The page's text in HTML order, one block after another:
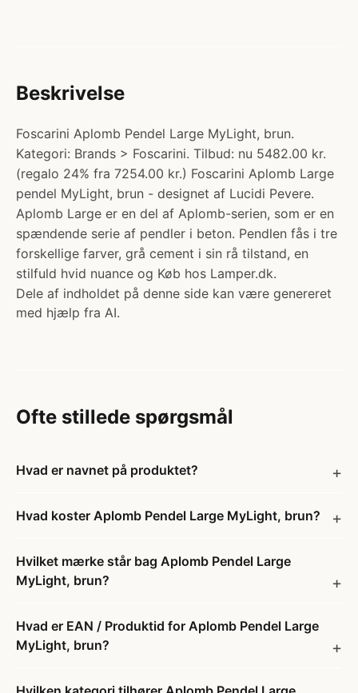
Beskrivelse
Foscarini Aplomb Pendel Large MyLight, brun.
Kategori: Brands > Foscarini. Tilbud: nu 5482.00 kr.
(regalo 24% fra 7254.00 kr.) Foscarini Aplomb Large
pendel MyLight, brun - designet af Lucidi Pevere.
Aplomb Large er en del af Aplomb-serien, som er en
spændende serie af pendler i beton. Pendlen fås i tre
forskellige farver, grå cement i sin rå tilstand, en
stilfuld hvid nuance og Køb hos Lamper.dk.
Dele af indholdet på denne side kan være genereret
med hjælp fra AI.
Ofte stillede spørgsmål
Hvad er navnet på produktet?
Hvad koster Aplomb Pendel Large MyLight, brun?
Hvilket mærke står bag Aplomb Pendel Large
MyLight, brun?
Hvad er EAN / Produktid for Aplomb Pendel Large
MyLight, brun?